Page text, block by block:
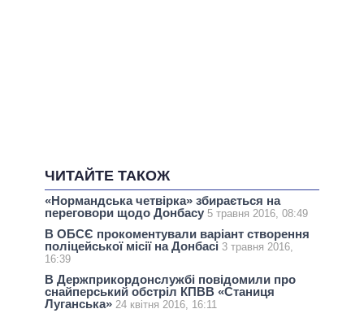
ЧИТАЙТЕ ТАКОЖ
«Нормандська четвірка» збирається на
переговори щодо Донбасу 5 травня 2016, 08:49
В ОБСЄ прокоментували варіант створення
поліцейської місії на Донбасі 3 травня 2016,
16:39
В Держприкордонслужбі повідомили про
снайперський обстріл КПВВ «Станиця
Луганська» 24 квітня 2016, 16:11